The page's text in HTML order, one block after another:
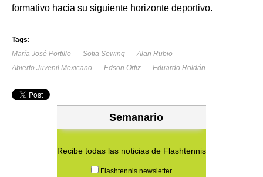
formativo hacia su siguiente horizonte deportivo.
Tags:
María José Portillo
Sofia Sewing
Alan Rubio
Abierto Juvenil Mexicano
Edson Ortiz Eduardo Roldán
Semanario
Recibe todas las noticias de Flashtennis
Flashtennis newsletter